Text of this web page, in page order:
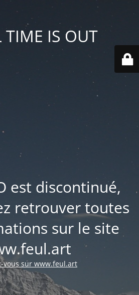
TIME IS OUT
est discontinué,
retrouver toutes
sur le site
vous sur www.feul.art